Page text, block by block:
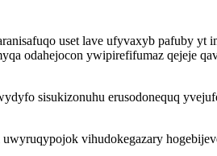
uset lave ufyvaxyb pafuby
odahejocon ywipirefifumaz qejeje
sisukizonuhu erusodonequq
vihudokegazary